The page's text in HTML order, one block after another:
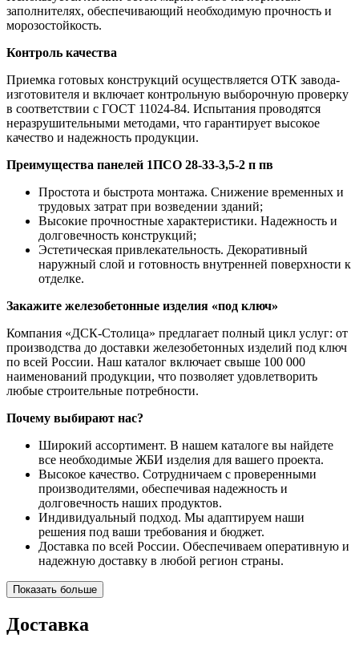
заполнителях, обеспечивающий необходимую прочность и
морозостойкость.
Контроль качества
Приемка готовых конструкций осуществляется ОТК завода-
изготовителя и включает контрольную выборочную проверку
в соответствии с ГОСТ 11024-84. Испытания проводятся
неразрушительными методами, что гарантирует высокое
качество и надежность продукции.
Преимущества панелей 1ПСО 28-33-3,5-2 п пв
Простота и быстрота монтажа. Снижение временных и
трудовых затрат при возведении зданий;
Высокие прочностные характеристики. Надежность и
долговечность конструкций;
Эстетическая привлекательность. Декоративный
наружный слой и готовность внутренней поверхности к
отделке.
Закажите железобетонные изделия «под ключ»
Компания «ДСК-Столица» предлагает полный цикл услуг: от
производства до доставки железобетонных изделий под ключ
по всей России. Наш каталог включает свыше 100 000
наименований продукции, что позволяет удовлетворить
любые строительные потребности.
Почему выбирают нас?
Широкий ассортимент. В нашем каталоге вы найдете
все необходимые ЖБИ изделия для вашего проекта.
Высокое качество. Сотрудничаем с проверенными
производителями, обеспечивая надежность и
долговечность наших продуктов.
Индивидуальный подход. Мы адаптируем наши
решения под ваши требования и бюджет.
Доставка по всей России. Обеспечиваем оперативную и
надежную доставку в любой регион страны.
Показать больше
Доставка